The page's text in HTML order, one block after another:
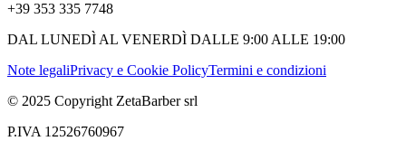
+39 353 335 7748
DAL LUNEDÌ AL VENERDÌ DALLE 9:00 ALLE 19:00
Note legaliPrivacy e Cookie PolicyTermini e condizioni
© 2025 Copyright ZetaBarber srl
P.IVA 12526760967